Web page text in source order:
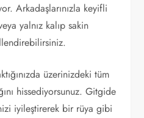
Arkadaşlarınızla keyifli
yalnız kalıp sakin
üzerinizdeki tüm
hissediyorsunuz. Gitgide
iyileştirerek bir rüya gibi